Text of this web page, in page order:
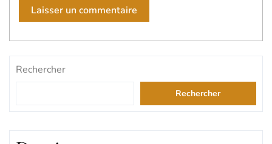
Rechercher
Rechercher